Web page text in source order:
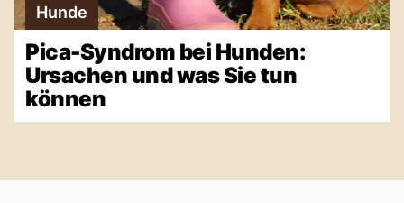
Hunde
Pica-Syndrom bei Hunden:
Ursachen und was Sie tun
können